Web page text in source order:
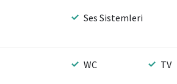
Ses Sistemleri
WC TV